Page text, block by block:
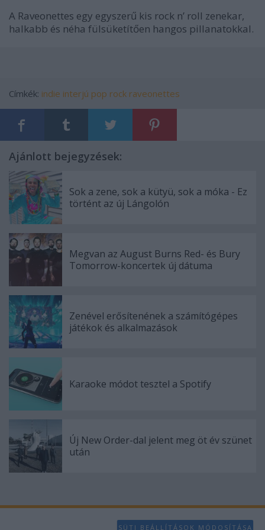
A Raveonettes egy egyszerű kis rock n’ roll zenekar,
halkabb és néha fülsüketítően hangos pillanatokkal.
Címkék: indie interjú pop rock raveonettes
Ajánlott bejegyzések:
Sok a zene, sok a kütyü, sok a móka - Ez
történt az új Lángolón
Megvan az August Burns Red- és Bury
Tomorrow-koncertek új dátuma
Zenével erősítenének a számítógépes
játékok és alkalmazások
Karaoke módot tesztel a Spotify
Új New Order-dal jelent meg öt év szünet
után
SÜTI BEÁLLÍTÁSOK MÓDOSÍTÁSA